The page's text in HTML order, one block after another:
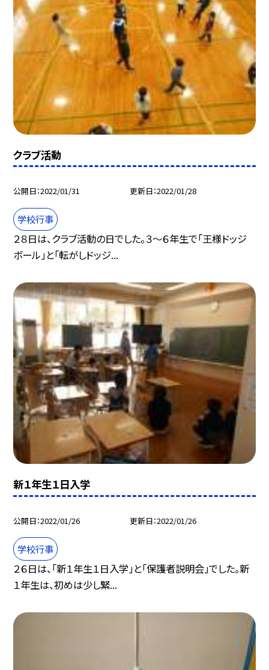
クラブ活動
公開日 2022/01/31 更新日 2022/01/28
学校行事
２８日は、クラブ活動の日でした。３〜６年生で「王様ドッジ
ボール」と「転がしドッジ...
新１年生１日入学
公開日 2022/01/26 更新日 2022/01/26
学校行事
２６日は、「新１年生１日入学」と「保護者説明会」でした。新
１年生は、初めは少し緊...